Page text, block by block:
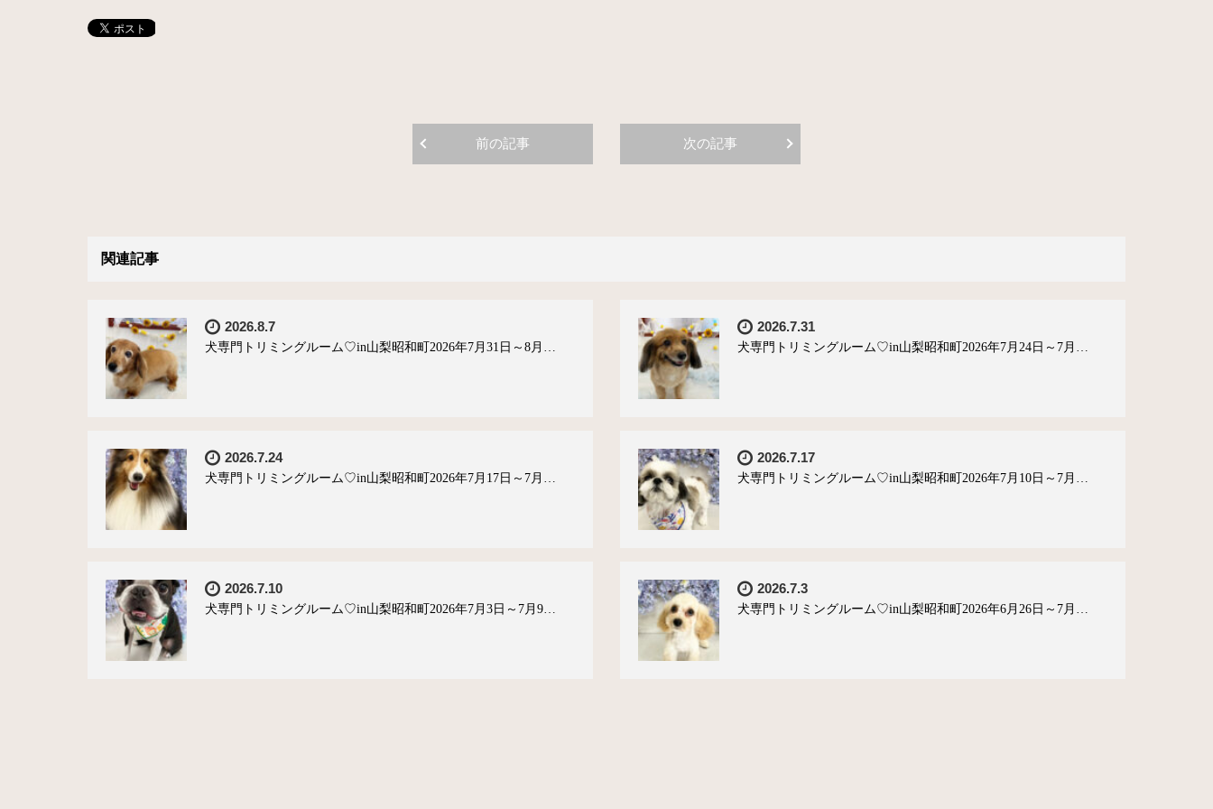
前の記事 次の記事
関連記事
2026.8.7
犬専門トリミングルーム♡in山梨昭和町2026年7月31日～8月…
2026.7.31
犬専門トリミングルーム♡in山梨昭和町2026年7月24日～7月…
2026.7.24
犬専門トリミングルーム♡in山梨昭和町2026年7月17日～7月…
2026.7.17
犬専門トリミングルーム♡in山梨昭和町2026年7月10日～7月…
2026.7.10
犬専門トリミングルーム♡in山梨昭和町2026年7月3日～7月9…
2026.7.3
犬専門トリミングルーム♡in山梨昭和町2026年6月26日～7月…